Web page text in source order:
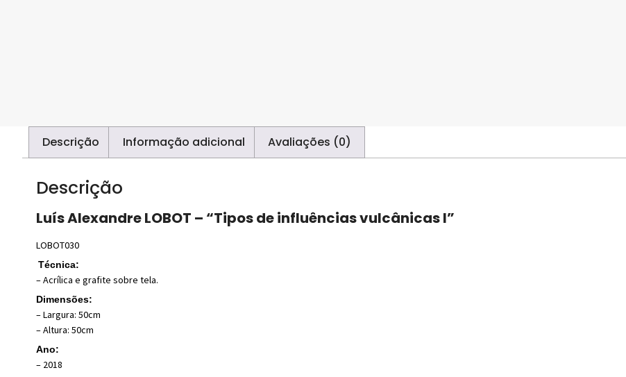
Descrição Informação adicional Avaliações (0)
Descrição
Luís Alexandre LOBOT – “Tipos de influências vulcânicas I”
LOBOT030
Técnica:
– Acrílica e grafite sobre tela.
Dimensões:
– Largura: 50cm
– Altura: 50cm
Ano:
– 2018